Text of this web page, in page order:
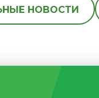
НОВОСТИ